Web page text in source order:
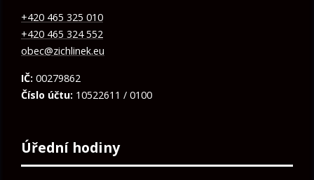
+420 465 325 010
+420 465 324 552
obec@zichlinek.eu
IČ: 00279862
Číslo účtu: 10522611 / 0100
Úřední hodiny